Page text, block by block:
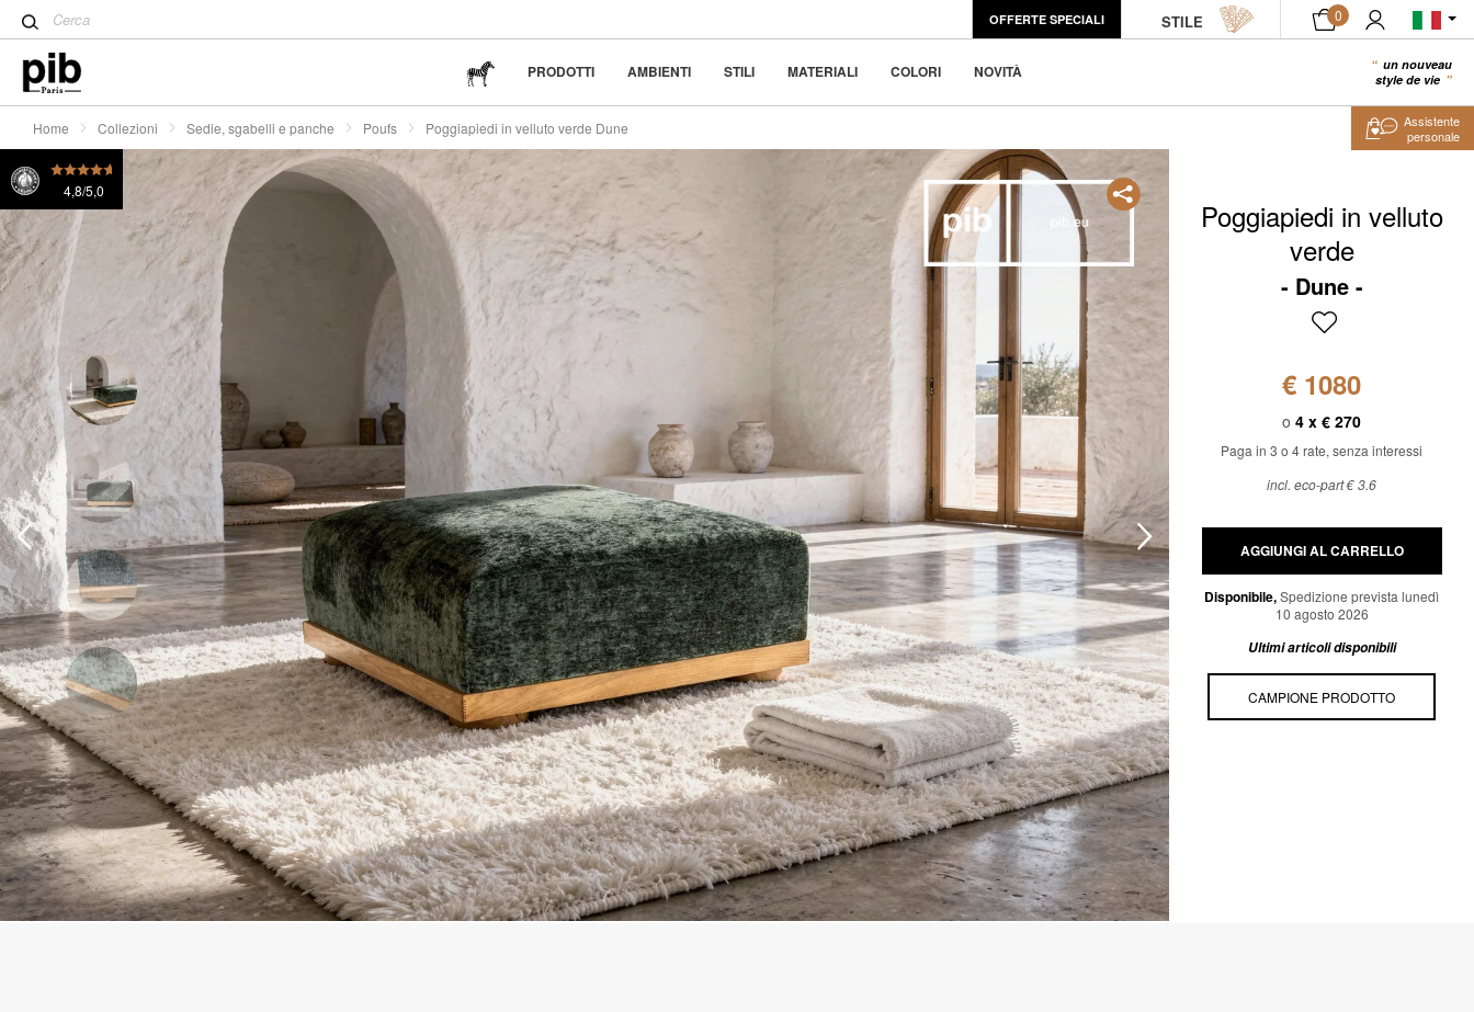
OFFERTE SPECIALI STILE 0
Wabi-Sabi: l'arte di trovare la bellezza nella
PRODOTTI AMBIENTI STILI MATERIALI COLORI NOVITÀ
un nouveau
style de vie
CAMPIONE PRODOTTO AGGIUNGI AL CARRELLO
Home Collezioni Sedie, sgabelli e panche Poufs Poggiapiedi in velluto verde Dune
Poggiapiedi in velluto
verde
Dune
€ 1080
o 4 x € 270
Paga in 3 o 4 rate, senza interessi
incl. eco-part € 3.6
AGGIUNGI AL CARRELLO
Disponibile,Spedizione prevista lunedì
10 agosto 2026
Ultimi articoli disponibili
CAMPIONE PRODOTTO
4,8/5,0
Assistente
personale